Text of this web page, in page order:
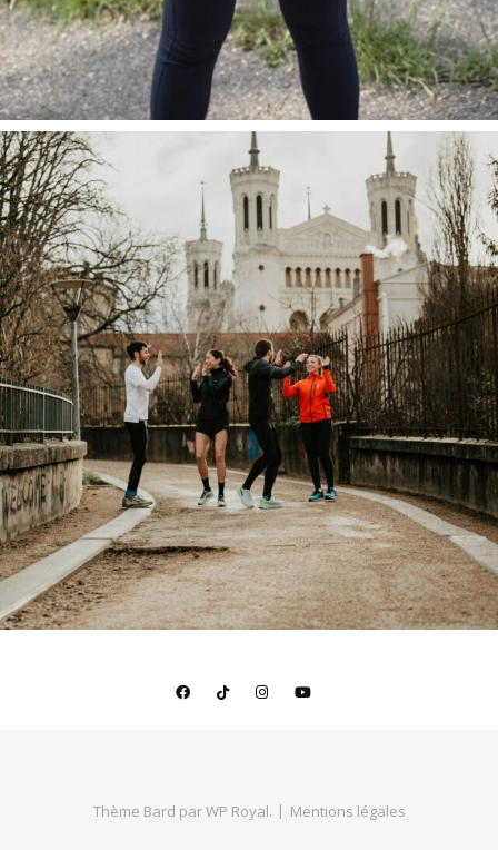
Tu souha
Thème Bard parWP Royal. Mentions légales